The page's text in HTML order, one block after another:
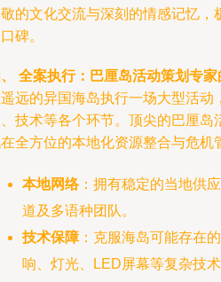
的文化交流与深刻的情感记忆，
碑。
全案执行：巴厘岛活动策划专
远的异国海岛执行一场大型活动
技术等各个环节。顶尖的巴厘岛
全方位的本地化资源整合与危机
本地网络：拥有稳定的当地供
道及多语种团队。
技术保障：克服海岛可能存在
响、灯光、LED屏幕等复杂技术